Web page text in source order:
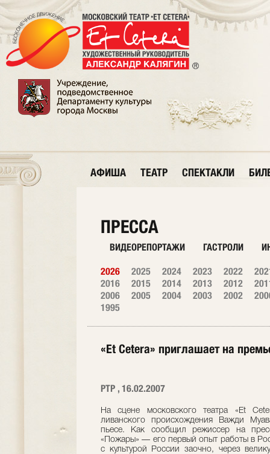
АФИША ТЕАТР СПЕКТАКЛИ
ПРЕССА
ВИДЕОРЕПОРТАЖИ ГАСТРОЛИ
2026 2025 2024 2023 2022
2016
2015 2014 2013 2012
2006
2005 2004 2003 2002
1995
«Et Сetera» приглашает на
РТР , 16.02.2007
На сцене московского театра «Et
ливанского происхождения Важди
пьесе. Как сообщил режиссер на
«Пожары» — его первый опыт работы в
с культурой России заочно, через